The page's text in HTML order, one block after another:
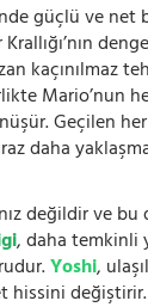
güçlü ve net
kaçınılmaz
Mario’nun
Geçilen
daha
değildir ve
, daha temkinli
Yoshi,
hissini değiştirir.